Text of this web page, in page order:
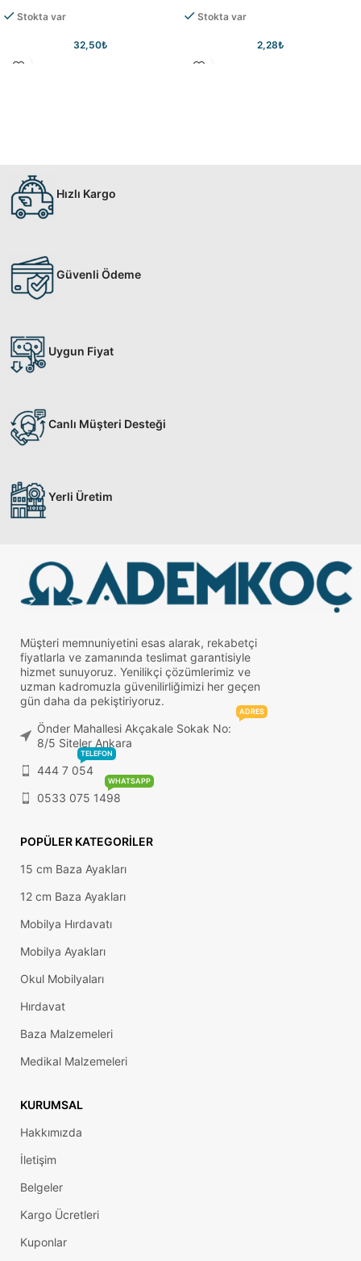
Stokta var
32,50₺
Stokta var
2,28₺
Hızlı Kargo
Güvenli Ödeme
Uygun Fiyat
Canlı Müşteri Desteği
Yerli Üretim
Müşteri memnuniyetini esas alarak, rekabetçi
fiyatlarla ve zamanında teslimat garantisiyle
hizmet sunuyoruz. Yenilikçi çözümlerimiz ve
uzman kadromuzla güvenilirliğimizi her geçen
gün daha da pekiştiriyoruz.
Önder Mahallesi Akçakale Sokak No:
8/5 Siteler Ankara
ADRES
444 7 054
TELEFON
0533 075 1498
WHATSAPP
POPÜLER KATEGORILER
15 cm Baza Ayakları
12 cm Baza Ayakları
Mobilya Hırdavatı
Mobilya Ayakları
Okul Mobilyaları
Hırdavat
Baza Malzemeleri
Medikal Malzemeleri
KURUMSAL
Hakkımızda
İletişim
Belgeler
Kargo Ücretleri
Kuponlar